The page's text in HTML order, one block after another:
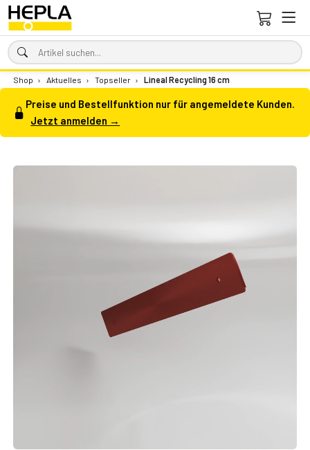
Shop › Aktuelles › Topseller › Lineal Recycling 16 cm
Preise und Bestellfunktion nur für angemeldete Kunden.
Jetzt anmelden →